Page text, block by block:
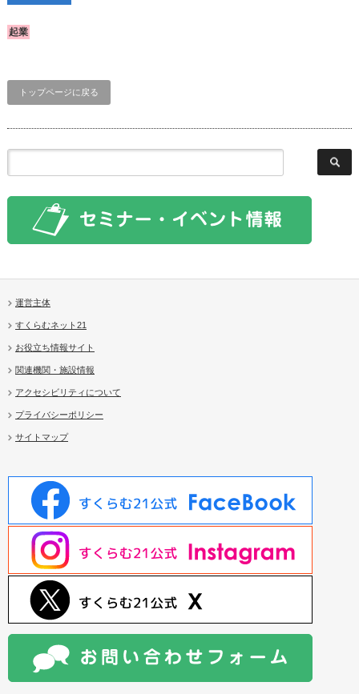
起業
トップページに戻る
運営主体
すくらむネット21
お役立ち情報サイト
関連機関・施設情報
アクセシビリティについて
プライバシーポリシー
サイトマップ